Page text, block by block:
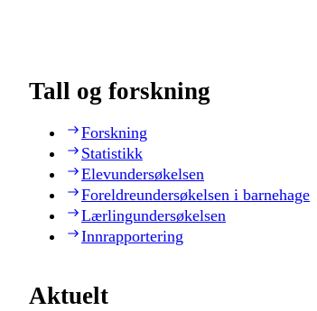
Tall og forskning
Forskning
Statistikk
Elevundersøkelsen
Foreldreundersøkelsen i barnehage
Lærlingundersøkelsen
Innrapportering
Aktuelt